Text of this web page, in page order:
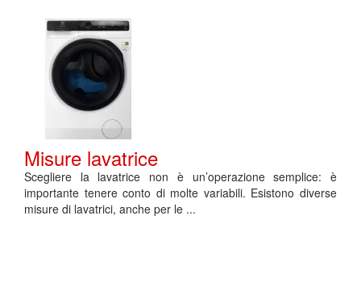
Misure lavatrice
Scegliere la lavatrice non è un’operazione semplice: è
importante tenere conto di molte variabili. Esistono diverse
misure di lavatrici, anche per le ...